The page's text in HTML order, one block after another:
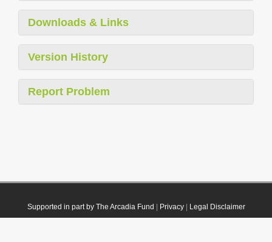
Downloads & Links
Version History
Report Problem
Supported in part by The Arcadia Fund Privacy| Legal Disclaimer